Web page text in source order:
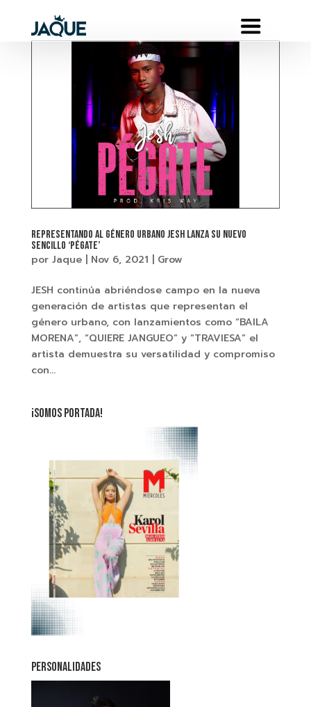
REPRESENTANDO AL GÉNERO URBANO JESH LANZA SU NUEVO
SENCILLO ‘PÉGATE’
por Jaque| Nov 6, 2021 Grow
JESH continúa abriéndose campo en la nueva
generación de artistas que representan el
género urbano, con lanzamientos como “BAILA
MORENA”, “QUIERE JANGUEO” y “TRAVIESA” el
artista demuestra su versatilidad y compromiso
con...
¡SOMOS PORTADA!
PERSONALIDADES